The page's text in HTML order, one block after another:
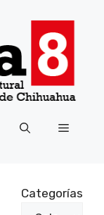
Menú
Categorías